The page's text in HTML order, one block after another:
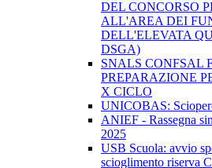
DEL CONCORSO
ALL'AREA DEI
DELL'ELEVATA
DSGA)
SNALS CONFSAL
PREPARAZIONE
X CICLO
UNICOBAS:
ANIEF - Rassegna
2025
USB Scuola: avvio
scioglimento riserva